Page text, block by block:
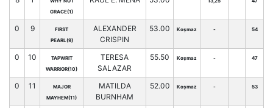
GRACE(1)
0 9
FIRST
PEARL(9)
ALEXANDER
CRISPIN
53.00 Koşmaz - 54
0 10
TAPWRIT
WARRIOR(10)
TERESA
SALAZAR
55.50 Koşmaz - 47
0 11
MAJOR
MAYHEM(11)
MATILDA
BURNHAM
52.00 Koşmaz - 53